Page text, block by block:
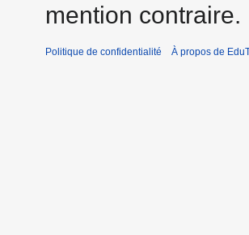
mention contraire.
Politique de confidentialité À propos de